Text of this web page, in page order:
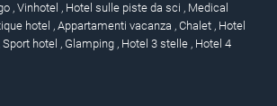
, Vinhotel , Hotel sulle piste da sci , Medical
hotel , Appartamenti vacanza , Chalet , Hotel
Sport hotel , Glamping , Hotel 3 stelle , Hotel 4